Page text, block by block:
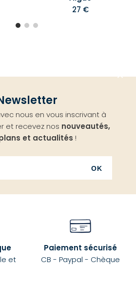
27 €
nous en vous inscrivant à
et recevez nos nouveautés,
et actualités !
OK
et
Paiement sécurisé
CB - Paypal - Chèque